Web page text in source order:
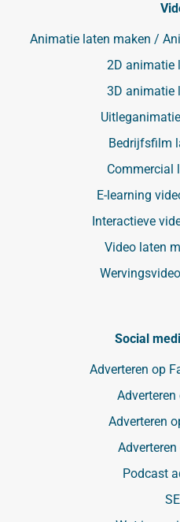
Animatie laten maken /
2D animatie
3D animatie
Bedrijfsfilm
Commercial
E-learning
Interactieve
Video laten
Social
Adverteren op
Adverteren
Adverteren
Podcast